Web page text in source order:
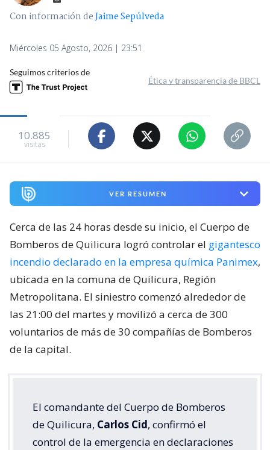
Con información deJaime Sepúlveda
Miércoles 05 Agosto, 2026 | 23:51
Seguimos criterios de
Ética y transparencia de BBCL
10.885
visitas
VER RESUMEN
Cerca de las 24 horas desde su inicio, el Cuerpo de
Bomberos de Quilicura logró controlar el gigantesco
incendio declarado en la empresa química Panimex,
ubicada en la comuna de Quilicura, Región
Metropolitana. El siniestro comenzó alrededor de
las 21:00 del martes y movilizó a cerca de 300
voluntarios de más de 30 compañías de Bomberos
de la capital.
El comandante del Cuerpo de Bomberos
de Quilicura, Carlos Cid, confirmó el
control de la emergencia en declaraciones